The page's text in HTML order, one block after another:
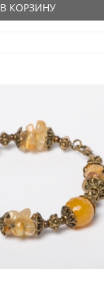
В КОРЗИНУ